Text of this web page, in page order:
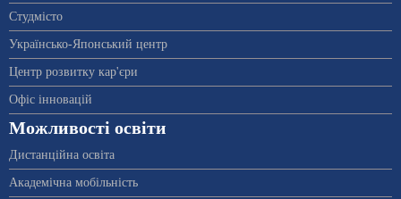
Студмісто
Українсько-Японський центр
Центр розвитку кар'єри
Офіс інновацій
Можливості освіти
Дистанційна освіта
Академічна мобільність